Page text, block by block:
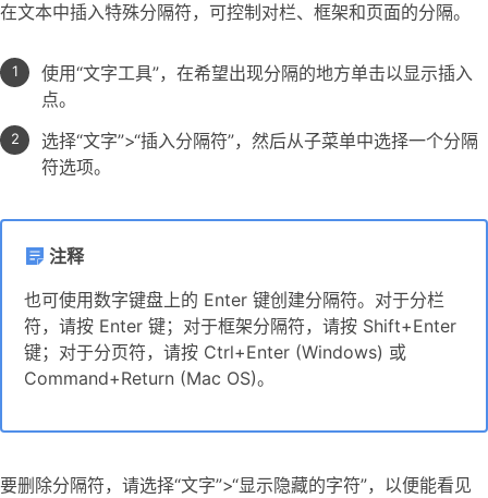
在文本中插入特殊分隔符，可控制对栏、框架和页面的分隔。
使用“文字工具”，在希望出现分隔的地方单击以显示插入
点。
选择“文字”>“插入分隔符”，然后从子菜单中选择一个分隔
符选项。
注释
也可使用数字键盘上的 Enter 键创建分隔符。对于分栏
符，请按 Enter 键；对于框架分隔符，请按 Shift+Enter
键；对于分页符，请按 Ctrl+Enter (Windows) 或
Command+Return (Mac OS)。
要删除分隔符，请选择“文字”>“显示隐藏的字符”，以便能看见